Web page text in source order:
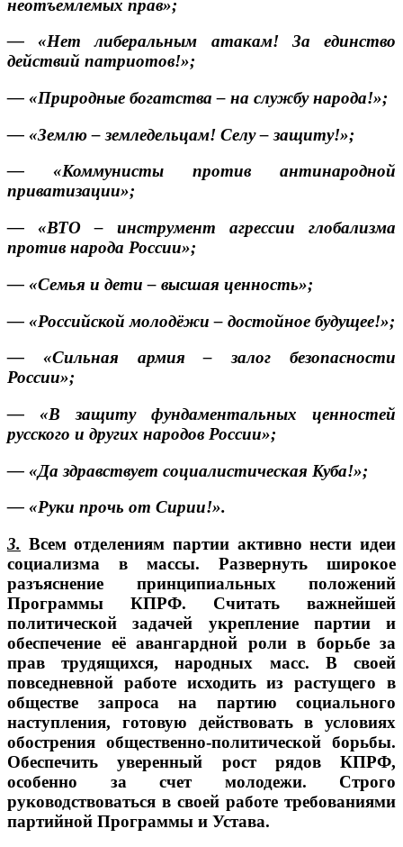
неотъемлемых прав»;
— «Нет либеральным атакам! За единство
действий патриотов!»;
— «Природные богатства – на службу народа!»;
— «Землю – земледельцам! Селу – защиту!»;
— «Коммунисты против антинародной
приватизации»;
— «ВТО – инструмент агрессии глобализма
против народа России»;
— «Семья и дети – высшая ценность»;
— «Российской молодёжи – достойное будущее!»;
— «Сильная армия – залог безопасности
России»;
— «В защиту фундаментальных ценностей
русского и других народов России»;
— «Да здравствует социалистическая Куба!»;
— «Руки прочь от Сирии!».
3. Всем отделениям партии активно нести идеи
социализма в массы. Развернуть широкое
разъяснение принципиальных положений
Программы КПРФ. Считать важнейшей
политической задачей укрепление партии и
обеспечение её авангардной роли в борьбе за
прав трудящихся, народных масс. В своей
повседневной работе исходить из растущего в
обществе запроса на партию социального
наступления, готовую действовать в условиях
обострения общественно-политической борьбы.
Обеспечить уверенный рост рядов КПРФ,
особенно за счет молодежи. Строго
руководствоваться в своей работе требованиями
партийной Программы и Устава.